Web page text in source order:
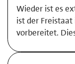
Wieder ist es
ist der
vorbereitet.